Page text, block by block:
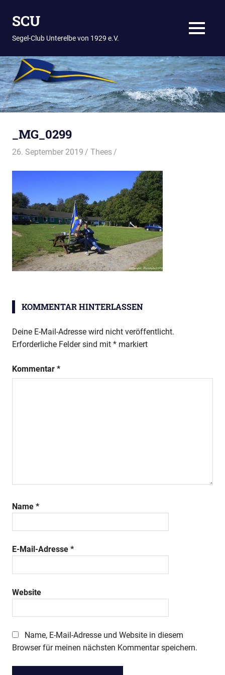
InhaltSCU
Segel-Club Unterelbe von 1929 e.V. MENÜ
_MG_0299
26. September 2019 Thees
KOMMENTAR HINTERLASSEN
Deine E-Mail-Adresse wird nicht veröffentlicht.
Erforderliche Felder sind mit * markiert
Kommentar *
Name *
E-Mail-Adresse *
Website
Name, E-Mail-Adresse und Website in diesem
Browser für meinen nächsten Kommentar speichern.